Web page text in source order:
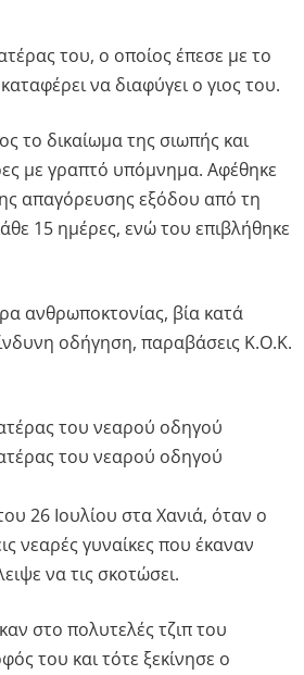
του, ο οποίος έπεσε με το
να διαφύγει ο γιος του.
το δικαίωμα της σιωπής και
με γραπτό υπόμνημα. Αφέθηκε
απαγόρευσης εξόδου από τη
15 ημέρες, ενώ του επιβλήθηκε
ανθρωποκτονίας, βία κατά
οδήγηση, παραβάσεις Κ.Ο.Κ.
του νεαρού οδηγού
του νεαρού οδηγού
26 Ιουλίου στα Χανιά, όταν ο
νεαρές γυναίκες που έκαναν
να τις σκοτώσει.
στο πολυτελές τζιπ του
του και τότε ξεκίνησε ο